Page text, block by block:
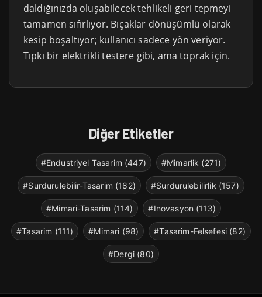
daldığınızda oluşabilecek tehlikeli geri tepmeyi
tamamen sıfırlıyor. Bıçaklar dönüşümlü olarak
kesip boşaltıyor; kullanıcı sadece yön veriyor.
Tıpkı bir elektrikli testere gibi, ama toprak için.
Diğer Etiketler
#Endustriyel Tasarim (447) #Mimarlik (271)
#Surdurulebilir-Tasarim (182) #Surdurulebilirlik (157)
#Mimari-Tasarim (114) #Inovasyon (113)
#Tasarim (111) #Mimari (98) #Tasarim-Felsefesi (82)
#Dergi (80)